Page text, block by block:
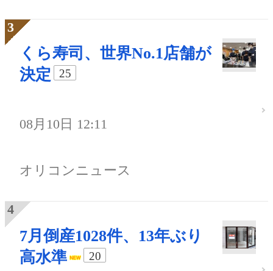
くら寿司、世界No.1店舗が
決定
25
08月10日 12:11
オリコンニュース
7月倒産1028件、13年ぶり
高水準
20